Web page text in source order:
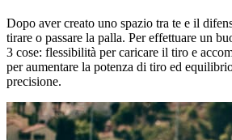
Dopo aver creato uno spazio tra te e il
tirare o passare la palla. Per effettuare un
3 cose: flessibilità per caricare il tiro e
per aumentare la potenza di tiro ed
precisione.